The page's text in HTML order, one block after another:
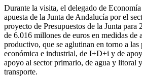
Durante la visita, el delegado de
apuesta de la Junta de Andalucía por el
proyecto de Presupuestos de la Junta para
de 6.016 millones de euros en medidas de
productivo, que se aglutinan en torno a
económica e industrial, de I+D+i y de
apoyo al sector primario, de agua y litoral
transporte.